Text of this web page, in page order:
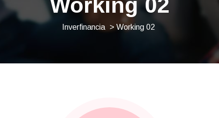
Working 02
Inverfinancia > Working 02